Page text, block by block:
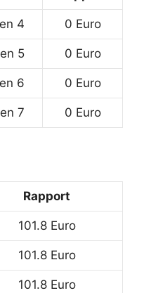
4 0 Euro
5 0 Euro
6 0 Euro
7 0 Euro
Rapport
101.8 Euro
101.8 Euro
101.8 Euro